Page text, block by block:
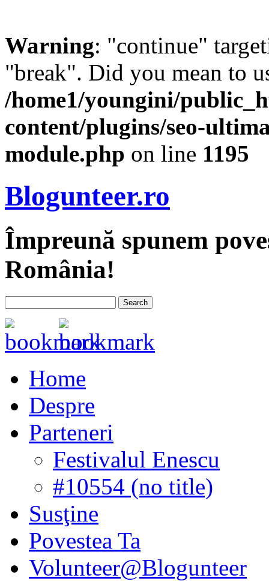
Warning: "continue"
"break". Did you mean to
/home1/youngini/
content/plugins/seo-
module.php on line 1195
Blogunteer.ro
Împreună spunem
România!
Home
Despre
Parteneri
Festivalul Enescu
#10554 (no title)
Susţine
Povestea Ta
Volunteer@Blogunteer